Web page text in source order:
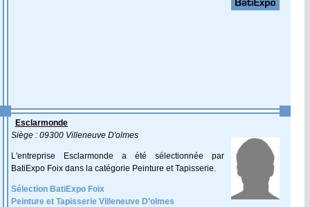
Esclarmonde
Siège : 09300 Villeneuve D'olmes
L'entreprise Esclarmonde a été sélectionnée par
BatiExpo Foix dans la catégorie Peinture et Tapisserie.
Sélection BatiExpo Foix
Peinture et Tapisserie Villeneuve D'olmes